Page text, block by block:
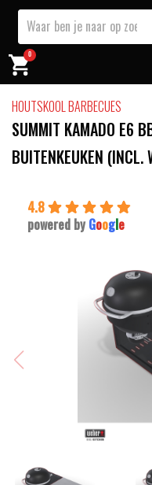
0
HOUTSKOOL BARBECUES
SUMMIT KAMADO E6
BUITENKEUKEN (INCL.
4.8
powered by Google